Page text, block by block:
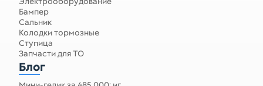
Бампер
Сальник
Колодки тормозные
Ступица
Запчасти для ТО
Блог